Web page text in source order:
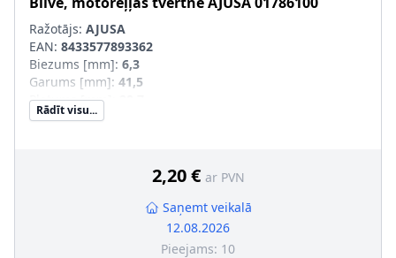
Ražotājs: AJUSA
EAN: 8433577893362
Biezums [mm]: 6,3
Garums [mm]: 41,5
Platums [mm]
Rādīt visu...
2,20 € ar PVN
Saņemt veikalā
12.08.2026
Pieejams: 10